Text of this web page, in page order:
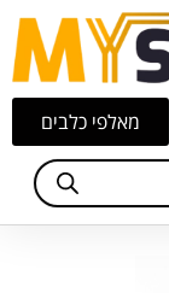
מאלפי כלבים